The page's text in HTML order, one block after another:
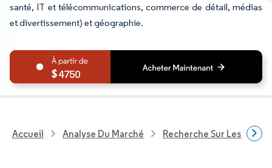
santé, IT et télécommunications, commerce de détail, médias
et divertissement) et géographie.
4750
Accueil Analyse Du Marché Recherche Sur Les